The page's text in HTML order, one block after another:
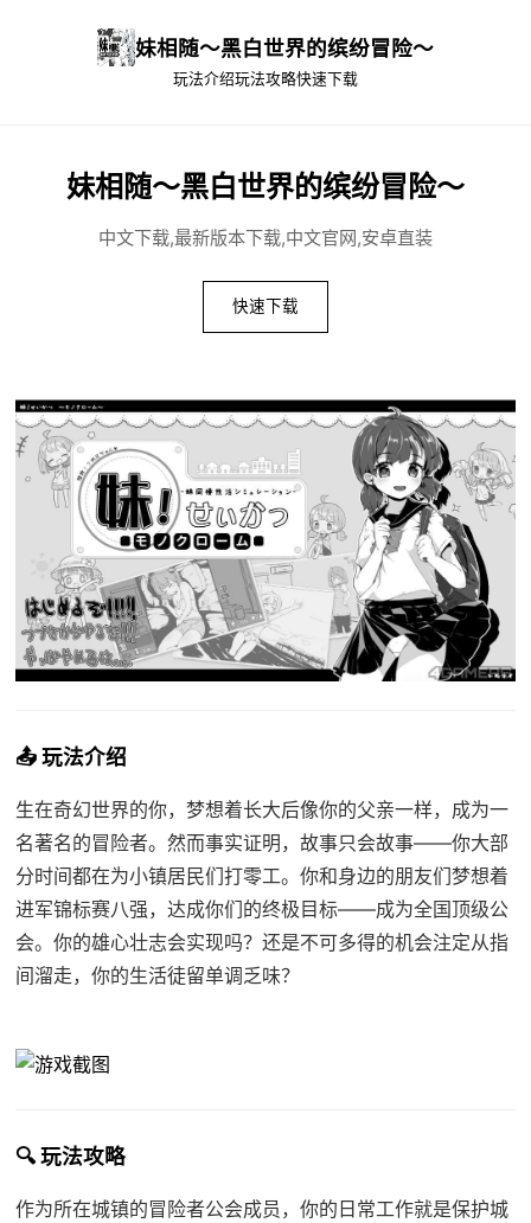
妹相随～黑白世界的缤纷冒险～
玩法介绍玩法攻略快速下载
妹相随～黑白世界的缤纷冒险～
中文下载,最新版本下载,中文官网,安卓直装
快速下载
📤 玩法介绍
生在奇幻世界的你，梦想着长大后像你的父亲一样，成为一
名著名的冒险者。然而事实证明，故事只会故事——你大部
分时间都在为小镇居民们打零工。你和身边的朋友们梦想着
进军锦标赛八强，达成你们的终极目标——成为全国顶级公
会。你的雄心壮志会实现吗？还是不可多得的机会注定从指
间溜走，你的生活徒留单调乏味？
🔍 玩法攻略
作为所在城镇的冒险者公会成员，你的日常工作就是保护城